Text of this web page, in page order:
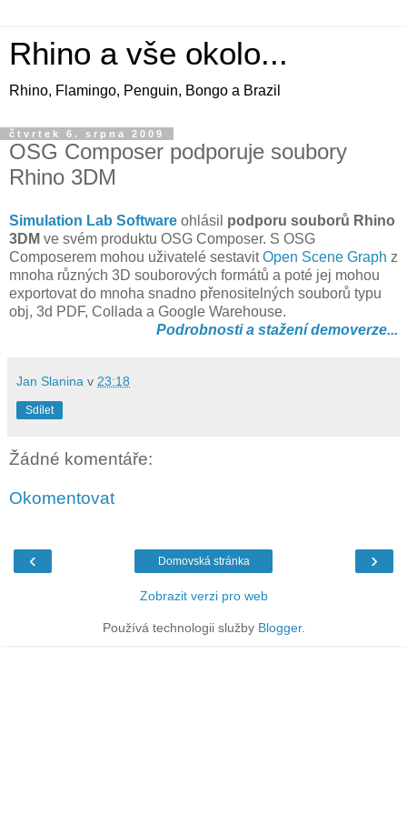
Rhino a vše okolo...
Rhino, Flamingo, Penguin, Bongo a Brazil
čtvrtek 6. srpna 2009
OSG Composer podporuje soubory
Rhino 3DM
Simulation Lab Software ohlásil podporu souborů Rhino
3DM ve svém produktu OSG Composer. S OSG
Composerem mohou uživatelé sestavitOpen Scene Graph z
mnoha různých 3D souborových formátů a poté jej mohou
exportovat do mnoha snadno přenositelných souborů typu
obj, 3d PDF, Collada a Google Warehouse.
Podrobnosti a stažení demoverze...
Jan Slanina v 23:18
Sdílet
Žádné komentáře:
Okomentovat
‹ ›
Domovská stránka
Zobrazit verzi pro web
Používá technologii služby Blogger.